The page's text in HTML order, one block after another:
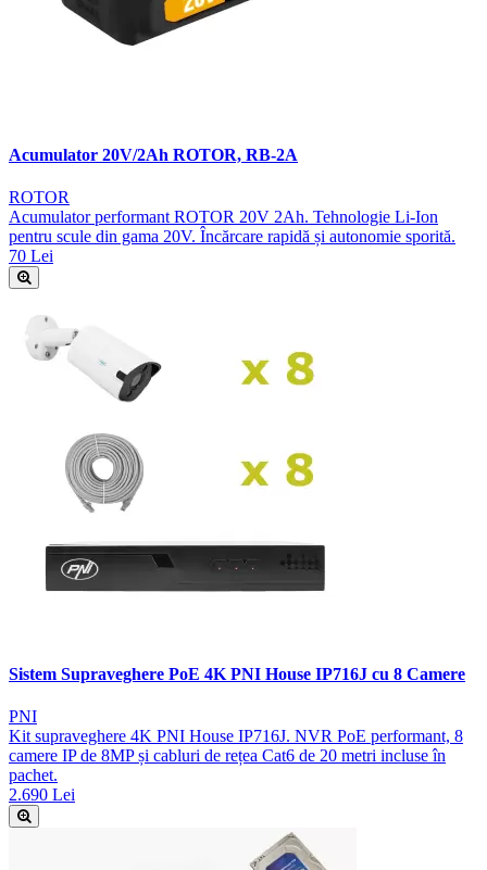
Acumulator 20V/2Ah ROTOR, RB-2A
ROTOR
Acumulator performant ROTOR 20V 2Ah. Tehnologie Li-Ion
pentru scule din gama 20V. Încărcare rapidă și autonomie sporită.
70 Lei
Sistem Supraveghere PoE 4K PNI House IP716J cu 8 Camere
PNI
Kit supraveghere 4K PNI House IP716J. NVR PoE performant, 8
camere IP de 8MP și cabluri de rețea Cat6 de 20 metri incluse în
pachet.
2.690 Lei